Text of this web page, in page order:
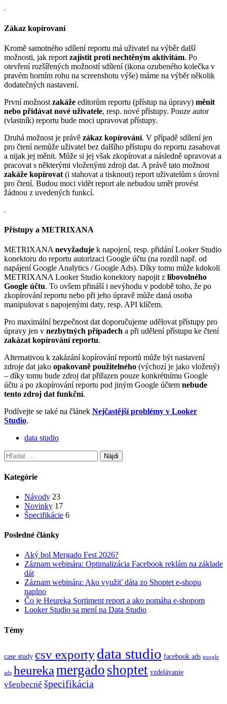
Zákaz kopírovaní
Kromě samotného sdílení reportu má uživatel na výběr další
možnosti, jak report zajistit proti nechtěným aktivitám. Po
otevření rozšířených možností sdílení (ikona ozubeného kolečka v
pravém horním rohu na screenshotu výše) máme na výběr několik
dodatečných nastavení.
První možnost zakáže editorům reportu (přístup na úpravy) měnit
nebo přidávat nové uživatele, resp. nové přístupy. Pouze autor
(vlastník) reportu bude moci upravovat přístupy.
Druhá možnost je právě zákaz kopírování. V případě sdílení jen
pro čtení nemůže uživatel bez dalšího přístupu do reportu zasahovat
a nijak jej měnit. Může si jej však zkopírovat a následně upravovat a
pracovat s některými vloženými zdroji dat. A právě tato možnost
zakáže kopírovat (i stahovat a tisknout) report uživatelům s úrovní
pro čtení. Budou moci vidět report ale nebudou umět provést
žádnou z uvedených funkcí.
Přístupy a METRIXANA
METRIXANAnevyžaduje k napojení, resp. přidání Looker Studio
konektoru do reportu autorizaci Google účtu (na rozdíl např. od
napájení Google Analytics / Google Ads). Díky tomu může kdokoli
METRIXANA Looker Studio konektory napojit z libovolného
Google účtu. To ovšem přináší i nevýhodu v podobě toho, že po
zkopírování reportu nebo při jeho úpravě může daná osoba
manipulovat s napojenými daty, resp. API klíčem.
Pro maximální bezpečnost dat doporučujeme udělovat přístupy pro
úpravy jen v nezbytných případech a při udělení přístupu ke čtení
zakázat kopírování reportu.
Alternativou k zakázání kopírování reportů může být nastavení
zdroje dat jako opakovaně použitelného (výchozí je jako vložený)
– díky tomu bude zdroj dat přiřazen pouze konkrétnímu Google
účtu a po zkopírování reportu pod jiným Google účtem nebude
tento zdroj dat funkční.
Podívejte se také na článek Nejčastější problémy v Looker
Studio.
data studio
Kategórie
Návody 23
Novinky 17
Špecifikácie 6
Posledné články
Aký bol Mergado Fest 2026?
Záznam webinára: Optimalizácia Facebook reklám na základe
dát
Záznam webinára: Ako využiť dáta zo Shoptet e-shopu
naplno
Čo je Heureka Sortiment report a ako pomáha e-shopom
Looker Studio sa mení na Data Studio
Témy
case study csv exportydata studio facebook ads google
ads heurekamergado shoptet vzdelávanie
všeobecné špecifikácia